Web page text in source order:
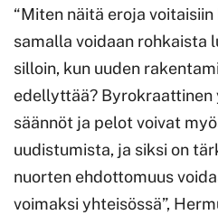
“Miten näitä eroja
samalla voidaan rohkaista
silloin, kun uuden
edellyttää?
säännöt ja pelot voivat
uudistumista, ja siksi on
nuorten ehdottomuus
voimaksi yhteisössä”,